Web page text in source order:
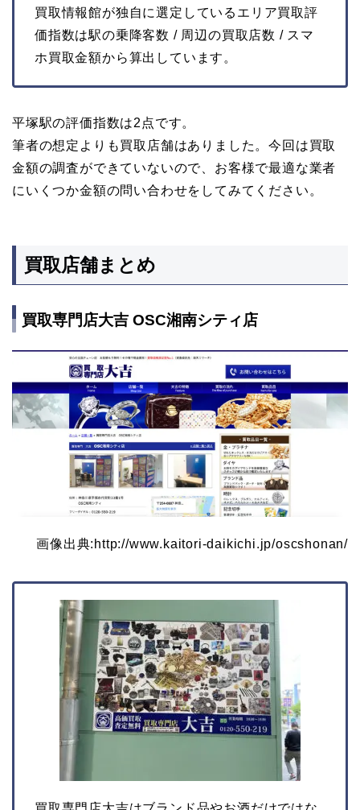
買取情報館が独自に選定しているエリア買取評
価指数は駅の乗降客数 / 周辺の買取店数 / スマ
ホ買取金額から算出しています。
平塚駅の評価指数は2点です。
筆者の想定よりも買取店舗はありました。今回は買取
金額の調査ができていないので、お客様で最適な業者
にいくつか金額の問い合わせをしてみてください。
買取店舗まとめ
買取専門店大吉 OSC湘南シティ店
画像出典:http://www.kaitori-daikichi.jp/oscshonan/